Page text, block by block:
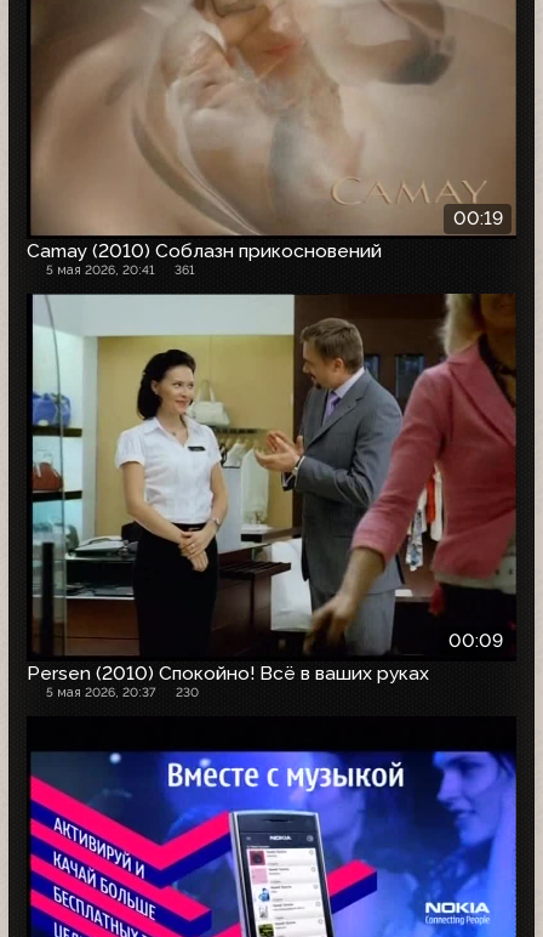
00:19
Camay (2010) Соблазн прикосновений
5 мая 2026, 20:41 361
00:09
Persen (2010) Спокойно! Всё в ваших руках
5 мая 2026, 20:37 230